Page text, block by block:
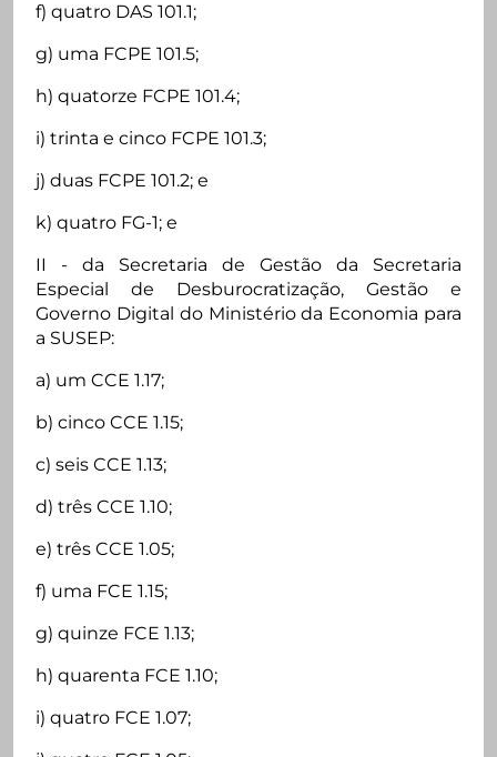
f) quatro DAS 101.1;
g) uma FCPE 101.5;
h) quatorze FCPE 101.4;
i) trinta e cinco FCPE 101.3;
j) duas FCPE 101.2; e
k) quatro FG-1; e
II - da Secretaria de Gestão da Secretaria
Especial de Desburocratização, Gestão e
Governo Digital do Ministério da Economia para
a SUSEP:
a) um CCE 1.17;
b) cinco CCE 1.15;
c) seis CCE 1.13;
d) três CCE 1.10;
e) três CCE 1.05;
f) uma FCE 1.15;
g) quinze FCE 1.13;
h) quarenta FCE 1.10;
i) quatro FCE 1.07;